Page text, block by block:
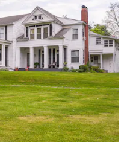
gości